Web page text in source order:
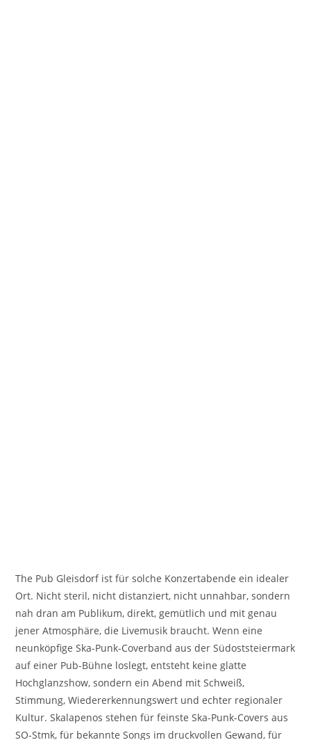
The Pub Gleisdorf ist für solche Konzertabende ein idealer
Ort. Nicht steril, nicht distanziert, nicht unnahbar, sondern
nah dran am Publikum, direkt, gemütlich und mit genau
jener Atmosphäre, die Livemusik braucht. Wenn eine
neunköpfige Ska-Punk-Coverband aus der Südoststeiermark
auf einer Pub-Bühne loslegt, entsteht keine glatte
Hochglanzshow, sondern ein Abend mit Schweiß,
Stimmung, Wiedererkennungswert und echter regionaler
Kultur. Skalapenos stehen für feinste Ska-Punk-Covers aus
SO-Stmk, für bekannte Songs im druckvollen Gewand, für